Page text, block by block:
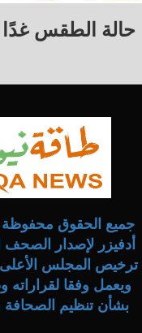
حالة الطقس غدًا الجمعة
جميع الحقوق محفوظة
أدفيزر لإصدار الصحف
بشأن تنظيم الصحافة